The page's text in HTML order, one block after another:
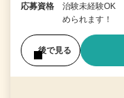
応募資格
治験未経験OK
められます！
後で見る